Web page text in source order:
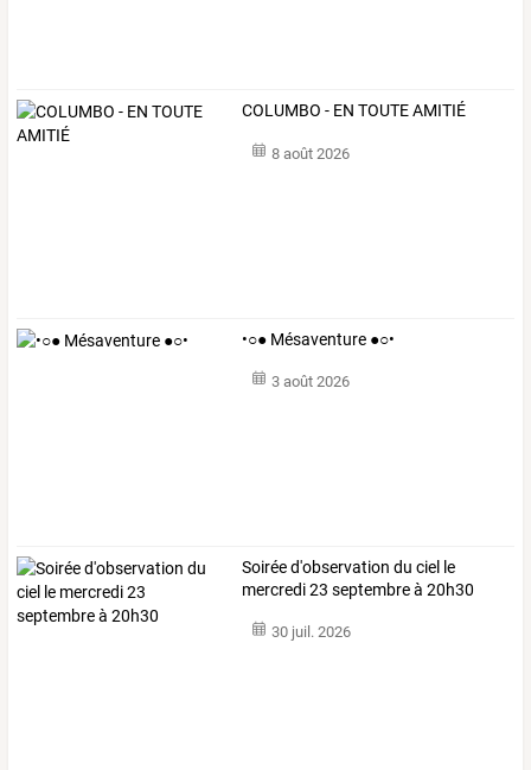
COLUMBO - EN TOUTE AMITIÉ
8 août 2026
•○● Mésaventure ●○•
3 août 2026
Soirée d'observation du ciel le
mercredi 23 septembre à 20h30
30 juil. 2026